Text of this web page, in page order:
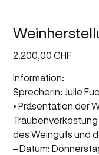
2.200,00 CHF
Information:
Sprecherin: Julie
• Präsentation der
des Weinguts und
– Datum: